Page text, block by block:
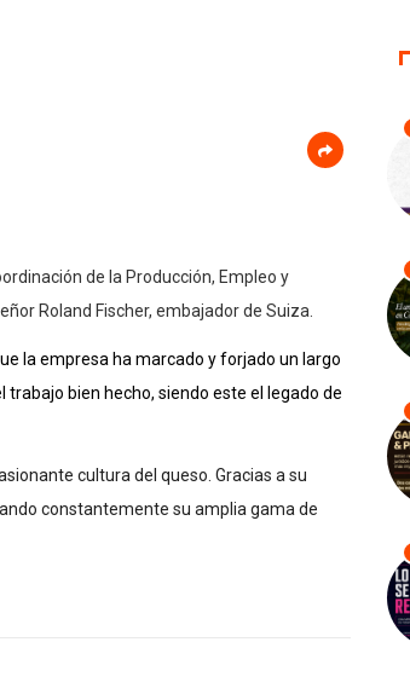
de la Producción, Empleo y
Roland Fischer, embajador de Suiza.
la empresa ha marcado y forjado un largo
bien hecho, siendo este el legado de
cultura del queso. Gracias a su
constantemente su amplia gama de